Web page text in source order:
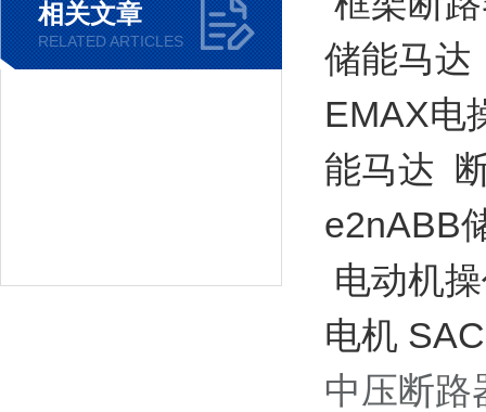
相关文章
RELATED ARTICLES
储能马
EMAX
能马达
e2nABB
电动机
电机
中压断路